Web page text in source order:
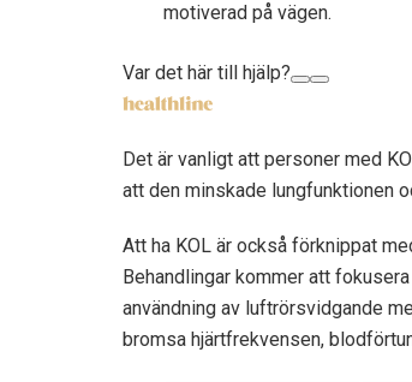
motiverad på vägen.
Var det här till hjälp?
Det är vanligt att personer med
att den minskade lungfunktionen
Att ha KOL är också förknippat
Behandlingar kommer att
användning av luftrörsvidgande
bromsa hjärtfrekvensen,